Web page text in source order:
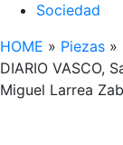
Sociedad
HOME » Piezas »
DIARIO VASCO,
Miguel Larrea